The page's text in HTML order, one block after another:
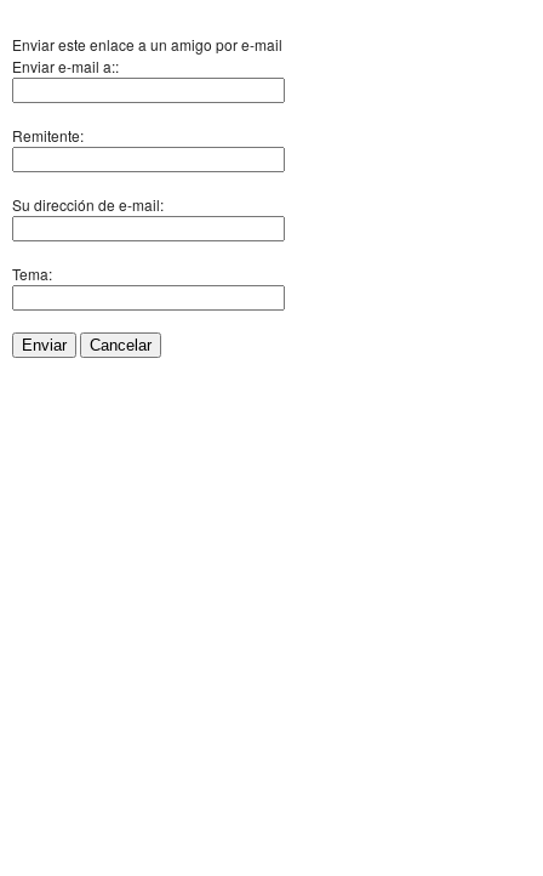
Enviar este enlace a un amigo por e-mail
Enviar e-mail a::
Remitente:
Su dirección de e-mail:
Tema:
Enviar Cancelar